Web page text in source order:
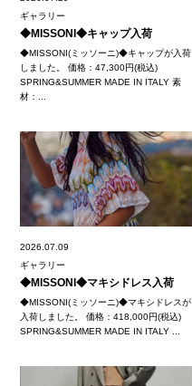
ギャラリー
◆MISSONI◆キャップ入荷
◆MISSONI(ミッソーニ)◆キャップが入荷
しました。 価格：47,300円(税込)
SPRING&SUMMER MADE IN ITALY 素
材：...
2026.07.09
ギャラリー
◆MISSONI◆マキシドレス入荷
◆MISSONI(ミッソーニ)◆マキシドレスが
入荷しました。 価格：418,000円(税込)
SPRING&SUMMER MADE IN ITALY ...